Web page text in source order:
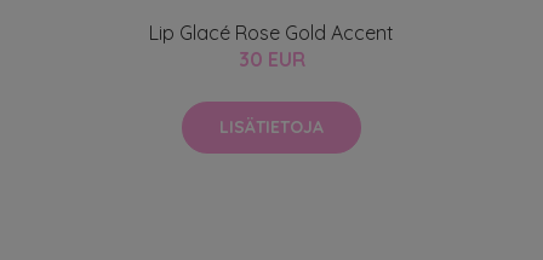
Lip Glacé Rose Gold Accent
30 EUR
LISÄTIETOJA